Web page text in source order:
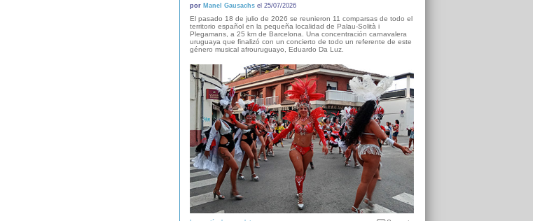
por Manel Gausachsel 25/07/2026
El pasado 18 de julio de 2026 se reunieron 11 comparsas de todo el
territorio español en la pequeña localidad de Palau-Solità i
Plegamans, a 25 km de Barcelona. Una concentración carnavalera
uruguaya que finalizó con un concierto de todo un referente de este
género musical afrouruguayo, Eduardo Da Luz.